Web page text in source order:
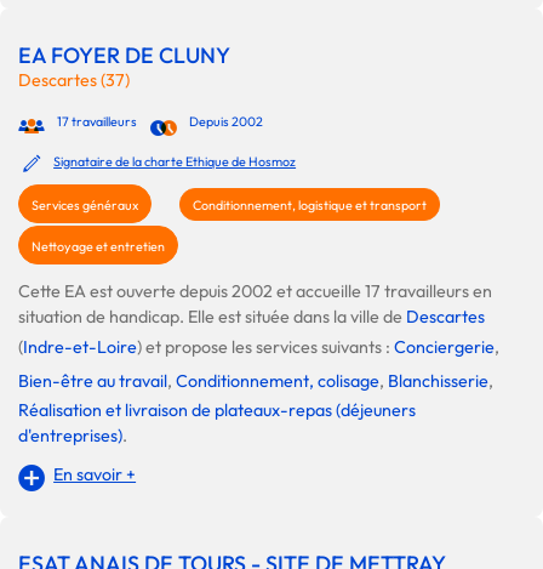
EA FOYER DE CLUNY
Descartes (37)
17 travailleurs Depuis 2002
Signataire de la charte Ethique de Hosmoz
Services généraux Conditionnement, logistique et transport
Nettoyage et entretien
Cette EA est ouverte depuis 2002 et accueille 17 travailleurs en
situation de handicap. Elle est située dans la ville de Descartes
(Indre-et-Loire) et propose les services suivants : Conciergerie,
Bien-être au travail, Conditionnement, colisage, Blanchisserie,
Réalisation et livraison de plateaux-repas (déjeuners
d'entreprises).
En savoir +
ESAT ANAIS DE TOURS - SITE DE METTRAY